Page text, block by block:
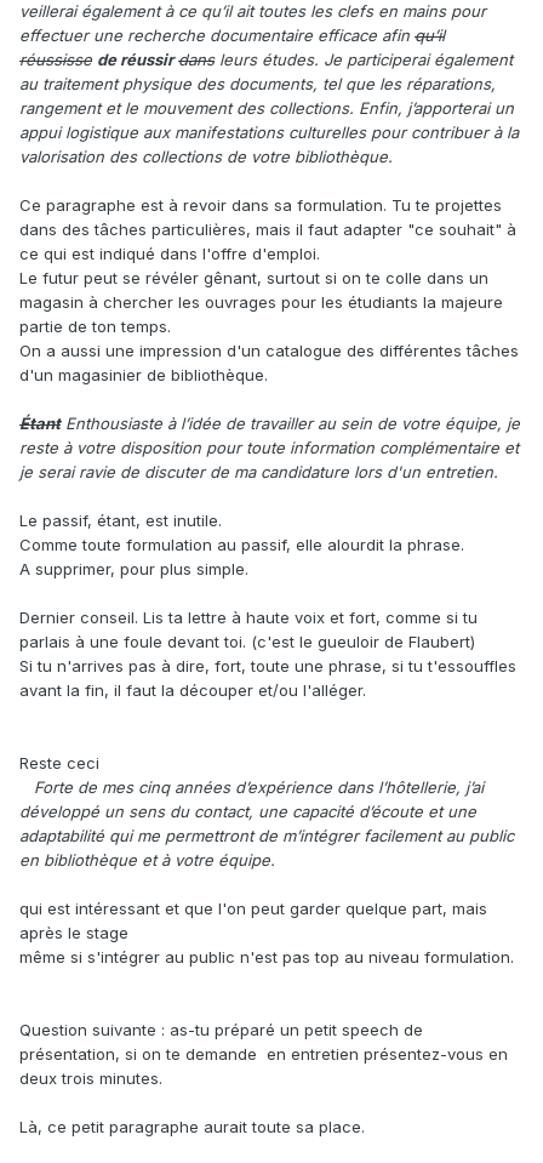
veillerai également à ce qu’il ait toutes les clefs en mains pour
effectuer une recherche documentaire efficace afin qu’il
réussisse de réussir dansleurs études. Je participerai également
au traitement physique des documents, tel que les réparations,
rangement et le mouvement des collections. Enfin, j’apporterai un
appui logistique aux manifestations culturelles pour contribuer à la
valorisation des collections de votre bibliothèque.
Ce paragraphe est à revoir dans sa formulation. Tu te projettes
dans des tâches particulières, mais il faut adapter "ce souhait" à
ce qui est indiqué dans l'offre d'emploi.
Le futur peut se révéler gênant, surtout si on te colle dans un
magasin à chercher les ouvrages pour les étudiants la majeure
partie de ton temps.
On a aussi une impression d'un catalogue des différentes tâches
d'un magasinier de bibliothèque.
ÉtantEnthousiaste à l’idée de travailler au sein de votre équipe, je
reste à votre disposition pour toute information complémentaire et
je serai ravie de discuter de ma candidature lors d'un entretien.
Le passif, étant, est inutile.
Comme toute formulation au passif, elle alourdit la phrase.
A supprimer, pour plus simple.
Dernier conseil. Lis ta lettre à haute voix et fort, comme si tu
parlais à une foule devant toi. (c'est le gueuloir de Flaubert)
Si tu n'arrives pas à dire, fort, toute une phrase, si tu t'essouffles
avant la fin, il faut la découper et/ou l'alléger.
Reste ceci
Forte de mes cinq années d’expérience dans l’hôtellerie, j’ai
développé un sens du contact, une capacité d’écoute et une
adaptabilité qui me permettront de m’intégrer facilement au public
en bibliothèque et à votre équipe.
qui est intéressant et que l'on peut garder quelque part, mais
après le stage
même si s'intégrer au public n'est pas top au niveau formulation.
Question suivante : as-tu préparé un petit speech de
présentation, si on te demande en entretien présentez-vous en
deux trois minutes.
Là, ce petit paragraphe aurait toute sa place.